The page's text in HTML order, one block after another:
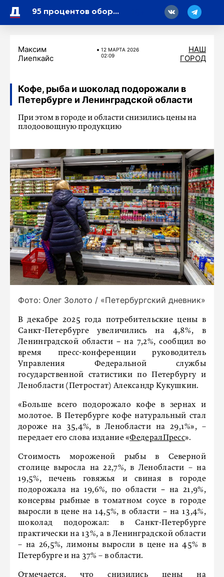
95 процентов оборудования обновили в петербургских поликлиниках
Максим
Лиепкайс
12 МАРТA 2026
02:09
НАШ
ГОРОД
Кофе, рыба и шоколад подорожали в
Петербурге и Ленинградской области
При этом в городе и области снизились цены на
плодоовощную продукцию
Фото: Олег Золото / «Петербургский дневник»
В декабре 2025 года потребительские цены в
Санкт-Петербурге увеличились на 4,8%, в
Ленинградской области − на 7,2%, сообщил во
время пресс-конференции руководитель
Управления Федеральной службы
государственной статистики по Петербургу и
Ленобласти (Петростат) Александр Кукушкин.
«Больше всего подорожало кофе в зернах и
молотое. В Петербурге кофе натуральный стал
дороже на 35,4%, в Ленобласти на 29,1%», –
передает его слова издание «ФедералПресс».
Стоимость мороженой рыбы в Северной
столице выросла на 22,7%, в Ленобласти – на
19,5%, печень говяжья и свиная в городе
подорожала на 19,6%, по области − на 21,9%,
консервы рыбные в томатном соусе в городе
выросли в цене на 14,5%, в области − на 13,4%,
шоколад подорожал: в Санкт-Петербурге
практически на 13%, а в Ленинградской области
– на 26,5%, лимоны выросли в цене на 45% в
Петербурге и на 37% – в области.
Отмечается, что снизились цены на